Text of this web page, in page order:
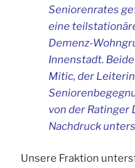
Seniorenrates
eine
Demenz-
Innenstadt.
Mitic, der
von der Ratinger
Nachdruck
Unsere Fraktion